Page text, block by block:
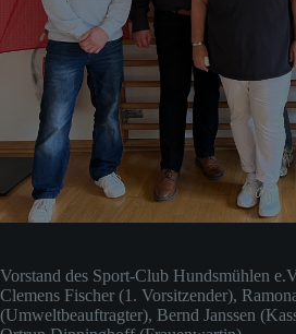
Vorstand des Sport-Club Hundsmühlen
Clemens Fischer (1. Vorsitzender),
(Umweltbeauftragter), Bernd Janssen